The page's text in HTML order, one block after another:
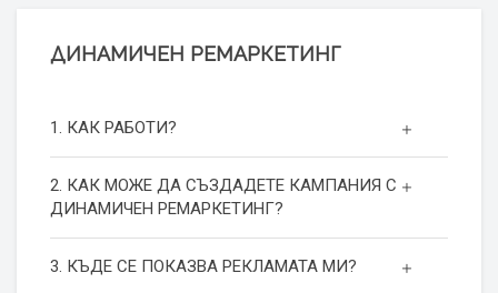
ДИНАМИЧЕН РЕМАРКЕТИНГ
1. КАК РАБОТИ?
2. КАК МОЖЕ ДА СЪЗДАДЕТЕ КАМПАНИЯ С
ДИНАМИЧЕН РЕМАРКЕТИНГ?
3. КЪДЕ СЕ ПОКАЗВА РЕКЛАМАТА МИ?